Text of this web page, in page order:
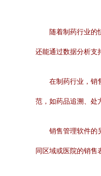
随着制药行业的
还能通过数据分析支
在制药行业，销
范，如药品追溯、处
销售管理软件的
同区域或医院的销售